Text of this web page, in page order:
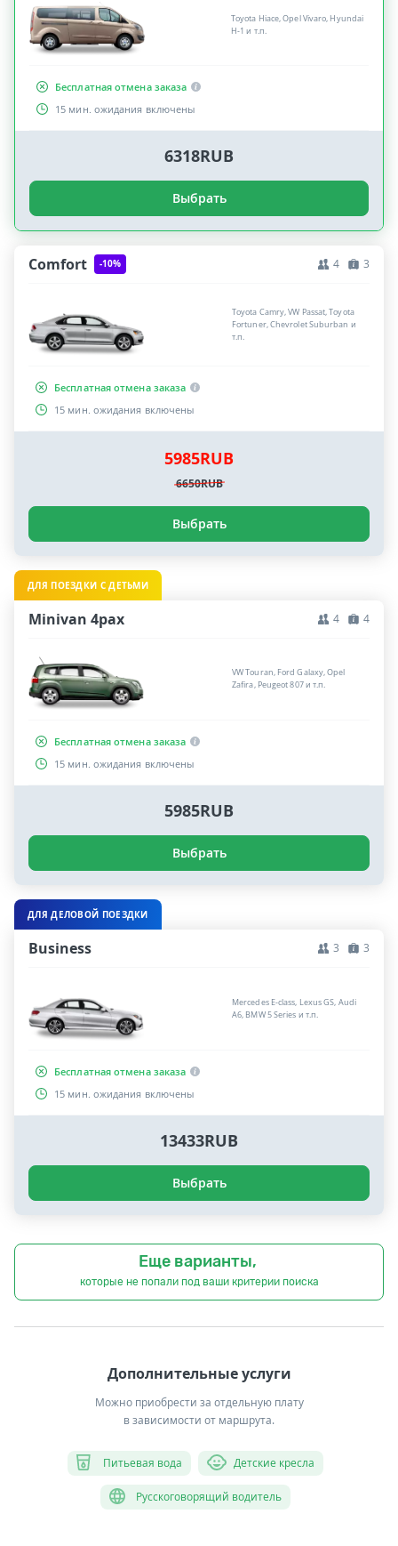
Toyota Hiace, Opel Vivaro, Hyundai
H-1 и т.п.
Бесплатная отмена заказа
15 мин. ожидания включены
6318RUB
Выбрать
Comfort -10% 4 3
Toyota Camry, VW Passat, Toyota
Fortuner, Chevrolet Suburban и
т.п.
Бесплатная отмена заказа
15 мин. ожидания включены
5985RUB
6650RUB
Выбрать
ДЛЯ ПОЕЗДКИ С ДЕТЬМИ
Minivan 4pax 4 4
VW Touran, Ford Galaxy, Opel
Zafira, Peugeot 807 и т.п.
Бесплатная отмена заказа
15 мин. ожидания включены
5985RUB
Выбрать
ДЛЯ ДЕЛОВОЙ ПОЕЗДКИ
Business 3 3
Mercedes E-class, Lexus GS, Audi
A6, BMW 5 Series и т.п.
Бесплатная отмена заказа
15 мин. ожидания включены
13433RUB
Выбрать
Еще варианты,
которые не попали под ваши критерии поиска
Дополнительные услуги
Можно приобрести за отдельную плату
в зависимости от маршрута.
Питьевая вода Детские кресла
Русскоговорящий водитель